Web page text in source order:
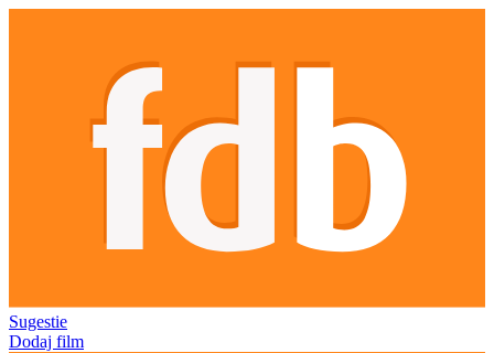
Sugestie
Dodaj film